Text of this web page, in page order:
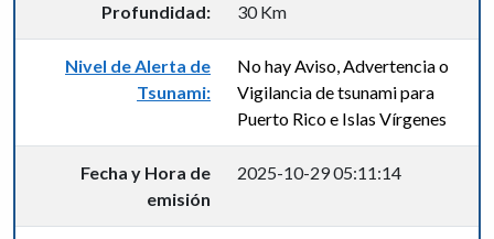
Profundidad: 30 Km
Nivel de Alerta de
Tsunami:
No hay Aviso, Advertencia o
Vigilancia de tsunami para
Puerto Rico e Islas Vírgenes
Fecha y Hora de
emisión
2025-10-29 05:11:14